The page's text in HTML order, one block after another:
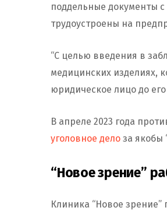
поддельные документы
трудоустроены на
“С целью введения в
медицинских изделиях,
юридическое лицо до
В апреле 2023 года
уголовное дело за якобы
“Новое зрение”
Клиника “Новое